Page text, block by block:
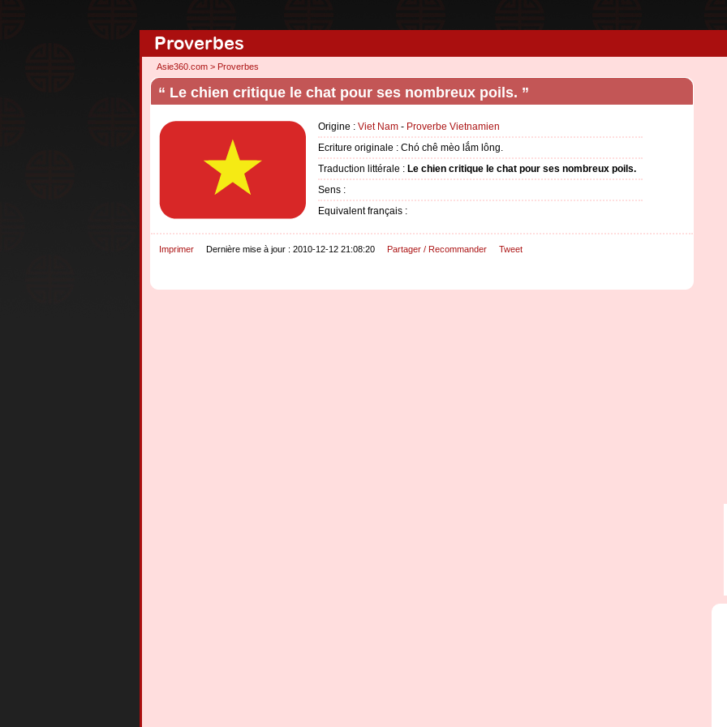
Proverbes
Asie360.com > Proverbes
“ Le chien critique le chat pour ses nombreux poils. ”
Origine : Viet Nam - Proverbe Vietnamien
Ecriture originale : Chó chê mèo lắm lông.
Traduction littérale : Le chien critique le chat pour ses nombreux poils.
Sens :
Equivalent français :
Imprimer Dernière mise à jour : 2010-12-12 21:08:20 Partager / Recommander Tweet